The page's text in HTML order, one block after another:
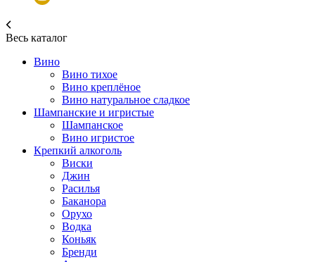
Весь каталог
Вино
Вино тихое
Вино креплёное
Вино натуральное сладкое
Шампанские и игристые
Шампанское
Вино игристое
Крепкий алкоголь
Виски
Джин
Расилья
Баканора
Орухо
Водка
Коньяк
Бренди